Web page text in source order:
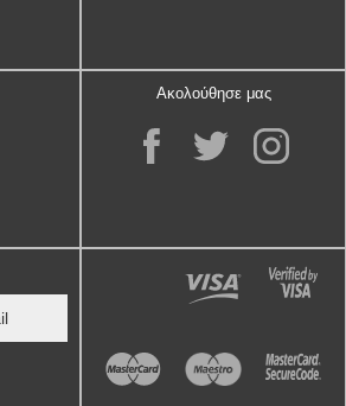
Ακολούθησε μας